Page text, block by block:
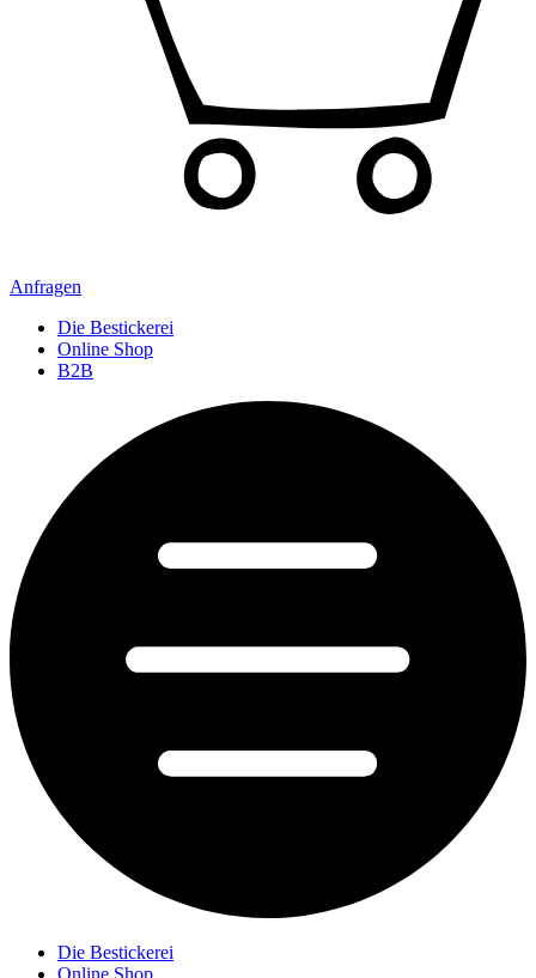
Anfragen
Die Bestickerei
Online Shop
B2B
Die Bestickerei
Online Shop